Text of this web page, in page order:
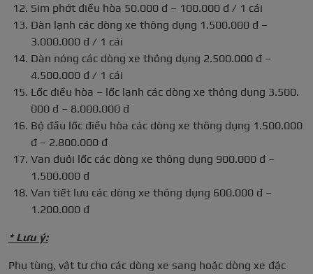
Sim phớt điều hòa 50.000 đ – 100.000 đ / 1 cái
Dàn lạnh các dòng xe thông dụng 1.500.000 đ –
3.000.000 đ / 1 cái
Dàn nóng các dòng xe thông dụng 2.500.000 đ –
4.500.000 đ / 1 cái
Lốc điều hòa – lốc lạnh các dòng xe thông dụng 3.500.
000 đ – 8.000.000 đ
Bộ đầu lốc điều hòa các dòng xe thông dụng 1.500.000
đ – 2.800.000 đ
Van đuôi lốc các dòng xe thông dụng 900.000 đ –
1.500.000 đ
Van tiết lưu các dòng xe thông dụng 600.000 đ –
1.200.000 đ
* Lưu ý:
Phụ tùng, vật tư cho các dòng xe sang hoặc dòng xe đặc